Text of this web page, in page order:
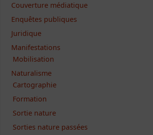
Couverture médiatique
Enquêtes publiques
Juridique
Manifestations
Mobilisation
Naturalisme
Cartographie
Formation
Sortie nature
Sorties nature passées